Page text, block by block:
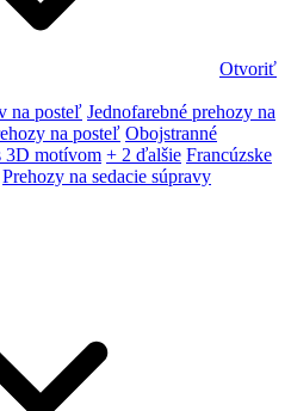
Otvoriť
na posteľ Jednofarebné prehozy na
na posteľ Obojstranné
3D motívom + 2 ďalšie Francúzske
Prehozy na sedacie súpravy